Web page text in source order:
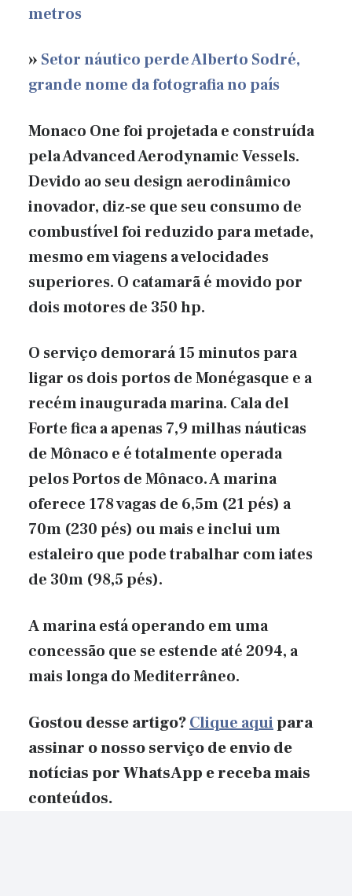
metros
» Setor náutico perde Alberto Sodré,
grande nome da fotografia no país
Monaco One foi projetada e construída
pela Advanced Aerodynamic Vessels.
Devido ao seu design aerodinâmico
inovador, diz-se que seu consumo de
combustível foi reduzido para metade,
mesmo em viagens a velocidades
superiores. O catamarã é movido por
dois motores de 350 hp.
O serviço demorará 15 minutos para
ligar os dois portos de Monégasque e a
recém inaugurada marina. Cala del
Forte fica a apenas 7,9 milhas náuticas
de Mônaco e é totalmente operada
pelos Portos de Mônaco. A marina
oferece 178 vagas de 6,5m (21 pés) a
70m (230 pés) ou mais e inclui um
estaleiro que pode trabalhar com iates
de 30m (98,5 pés).
A marina está operando em uma
concessão que se estende até 2094, a
mais longa do Mediterrâneo.
Gostou desse artigo?Clique aquipara
assinar o nosso serviço de envio de
notícias por WhatsApp e receba mais
conteúdos.